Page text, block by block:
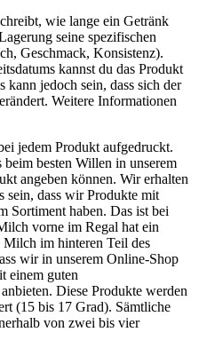
wie lange ein Getränk
seine spezifischen
Geschmack, Konsistenz).
kannst du das Produkt
kann jedoch sein, dass sich der
Weitere Informationen
jedem Produkt aufgedruckt.
besten Willen in unserem
angeben können. Wir erhalten
sein, dass wir Produkte mit
Sortiment haben. Das ist bei
vorne im Regal hat ein
Milch im hinteren Teil des
wir in unserem Online-Shop
einem guten
Diese Produkte werden
(15 bis 17 Grad). Sämtliche
von zwei bis vier